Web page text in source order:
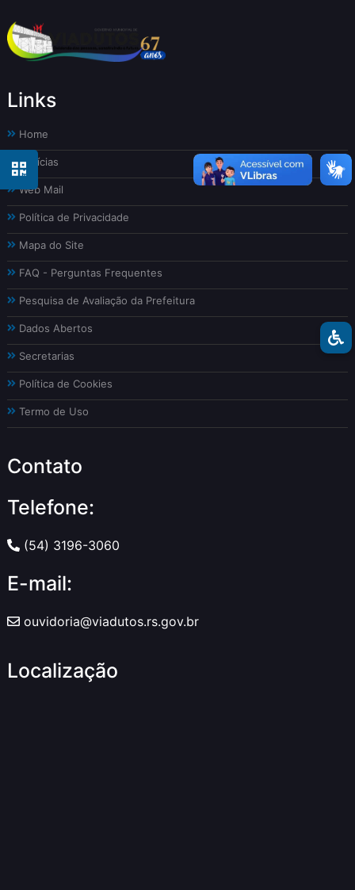
Links
Home
Notícias
Web Mail
Política de Privacidade
Mapa do Site
FAQ - Perguntas Frequentes
Pesquisa de Avaliação da Prefeitura
Dados Abertos
Secretarias
Política de Cookies
Termo de Uso
Contato
Telefone:
(54) 3196-3060
E-mail:
ouvidoria@viadutos.rs.gov.br
Localização